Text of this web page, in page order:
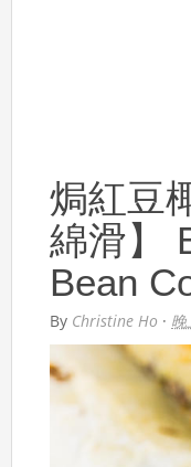
焗紅豆
綿滑】
Bean
By Christine Ho ·